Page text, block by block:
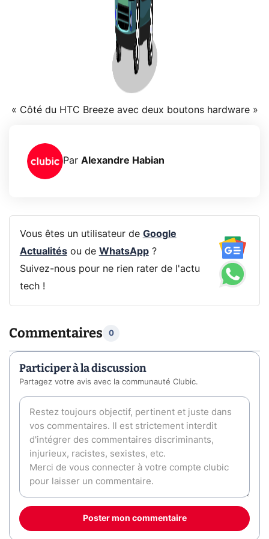
« Côté du HTC Breeze avec deux boutons hardware »
Par Alexandre Habian
Vous êtes un utilisateur de Google
Actualitésou de WhatsApp?
Suivez-nous pour ne rien rater de l'actu
tech !
Commentaires 0
Participer à la discussion
Partagez votre avis avec la communauté Clubic.
Poster mon commentaire